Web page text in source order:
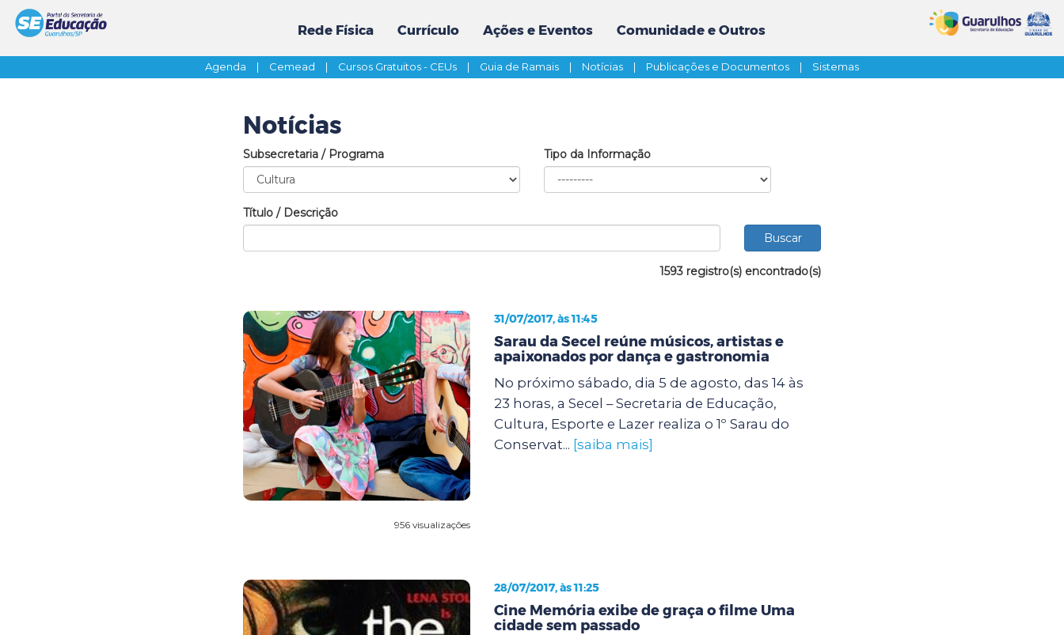
Rede Física Currículo Ações e Eventos Comunidade e Outros
Agenda | Cemead | Cursos Gratuitos - CEUs | Guia de Ramais | Notícias | Publicações e Documentos | Sistemas
Notícias
Subsecretaria / Programa Tipo da Informação
Título / Descrição
1593 registro(s) encontrado(s)
956 visualizações
31/07/2017, às 11:45
Sarau da Secel reúne músicos, artistas e
apaixonados por dança e gastronomia
No próximo sábado, dia 5 de agosto, das 14 às
23 horas, a Secel – Secretaria de Educação,
Cultura, Esporte e Lazer realiza o 1º Sarau do
Conservat... [saiba mais]
28/07/2017, às 11:25
Cine Memória exibe de graça o filme Uma
cidade sem passado